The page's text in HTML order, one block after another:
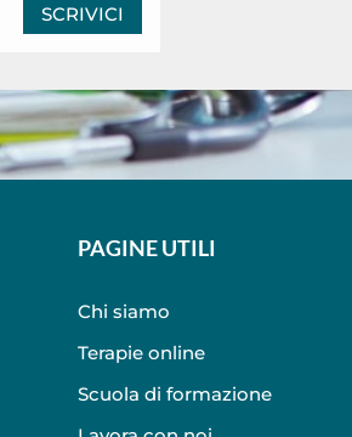
SCRIVICI
PAGINE UTILI
Chi siamo
Terapie online
Scuola di formazione